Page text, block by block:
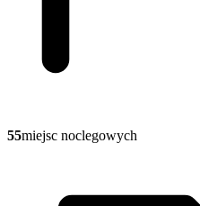
55miejsc noclegowych